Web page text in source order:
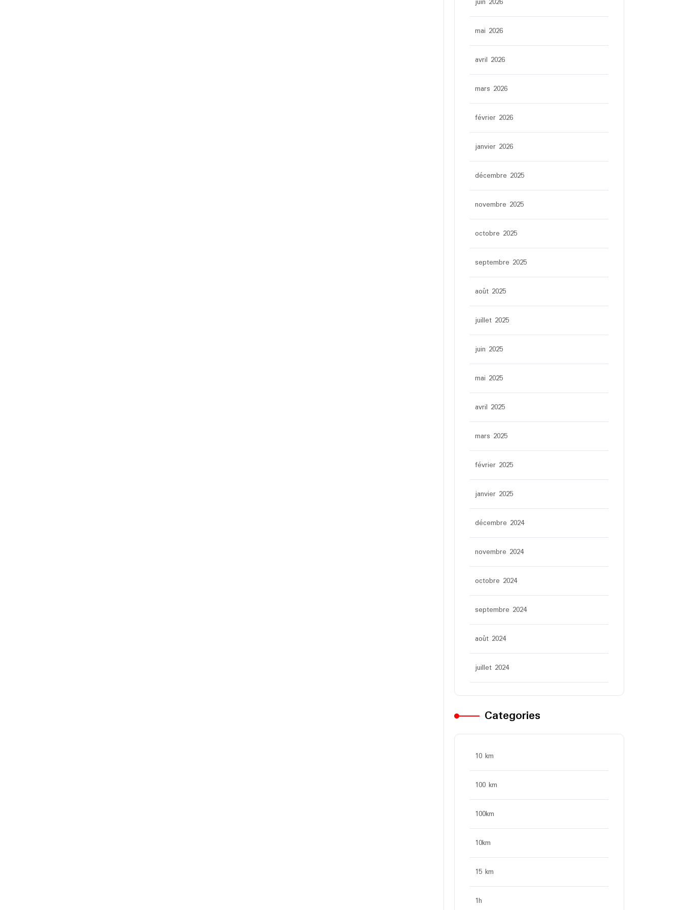
mai 2026
avril 2026
mars 2026
février 2026
janvier 2026
décembre 2025
novembre 2025
octobre 2025
septembre 2025
août 2025
juillet 2025
juin 2025
mai 2025
avril 2025
mars 2025
février 2025
janvier 2025
décembre 2024
novembre 2024
octobre 2024
septembre 2024
août 2024
juillet 2024
Categories
10 km
100 km
100km
10km
15 km
1h